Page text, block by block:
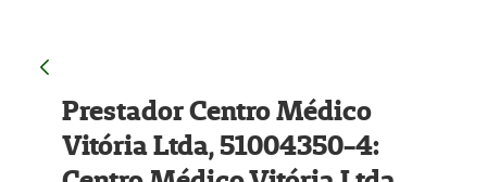
Prestador Centro Médico
Vitória Ltda, 51004350-4: